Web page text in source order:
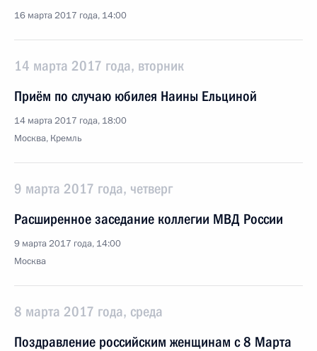
16 марта 2017 года, 14:00
14 марта 2017 года, вторник
Приём по случаю юбилея Наины Ельциной
14 марта 2017 года, 18:00
Москва, Кремль
9 марта 2017 года, четверг
Расширенное заседание коллегии МВД России
9 марта 2017 года, 14:00
Москва
8 марта 2017 года, среда
Поздравление российским женщинам с 8 Марта